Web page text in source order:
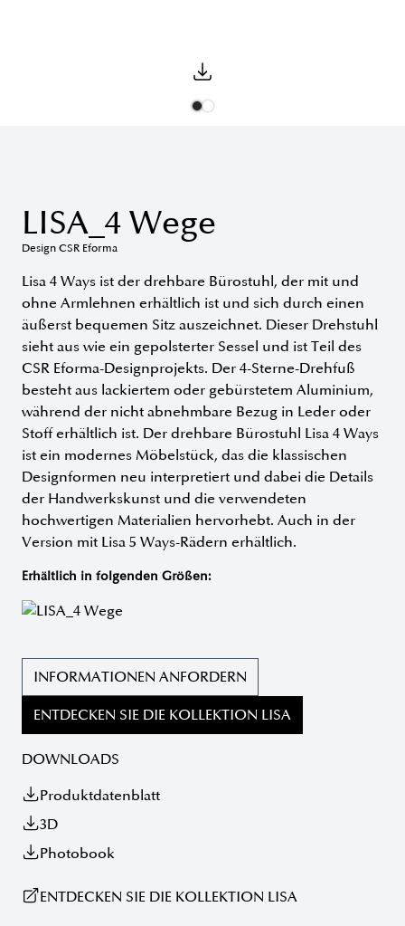
LISA_4 Wege
Design CSR Eforma
Lisa 4 Ways ist der drehbare Bürostuhl, der mit und
ohne Armlehnen erhältlich ist und sich durch einen
äußerst bequemen Sitz auszeichnet. Dieser Drehstuhl
sieht aus wie ein gepolsterter Sessel und ist Teil des
CSR Eforma-Designprojekts. Der 4-Sterne-Drehfuß
besteht aus lackiertem oder gebürstetem Aluminium,
während der nicht abnehmbare Bezug in Leder oder
Stoff erhältlich ist. Der drehbare Bürostuhl Lisa 4 Ways
ist ein modernes Möbelstück, das die klassischen
Designformen neu interpretiert und dabei die Details
der Handwerkskunst und die verwendeten
hochwertigen Materialien hervorhebt. Auch in der
Version mit Lisa 5 Ways-Rädern erhältlich.
Erhältlich in folgenden Größen:
INFORMATIONEN ANFORDERN
ENTDECKEN SIE DIE KOLLEKTION LISA
DOWNLOADS
Produktdatenblatt
3D
Photobook
ENTDECKEN SIE DIE KOLLEKTION LISA